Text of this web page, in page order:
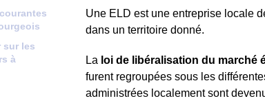
sur les
à
Une ELD est une entreprise locale
dans un territoire donné.
La loi de libéralisation du marché
furent regroupées sous les
administrées localement sont